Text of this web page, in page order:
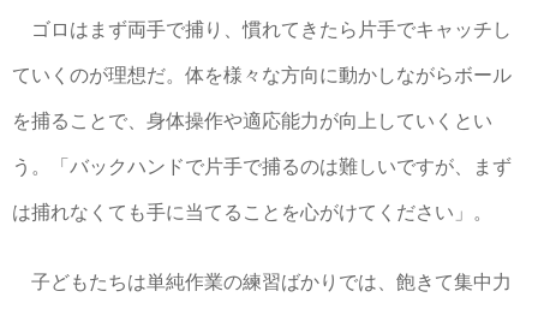
ゴロはまず両手で捕り、慣れてきたら片手でキャッチし
ていくのが理想だ。体を様々な方向に動かしながらボール
を捕ることで、身体操作や適応能力が向上していくとい
う。「バックハンドで片手で捕るのは難しいですが、まず
は捕れなくても手に当てることを心がけてください」。
子どもたちは単純作業の練習ばかりでは、飽きて集中力